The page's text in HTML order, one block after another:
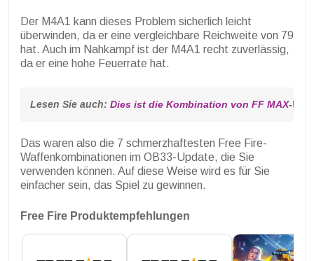
Der M4A1 kann dieses Problem sicherlich leicht
überwinden, da er eine vergleichbare Reichweite von 79
hat. Auch im Nahkampf ist der M4A1 recht zuverlässig,
da er eine hohe Feuerrate hat.
Lesen Sie auch: Dies ist die Kombination von FF MAX-
Das waren also die 7 schmerzhaftesten Free Fire-
Waffenkombinationen im OB33-Update, die Sie
verwenden können. Auf diese Weise wird es für Sie
einfacher sein, das Spiel zu gewinnen.
Free Fire Produktempfehlungen